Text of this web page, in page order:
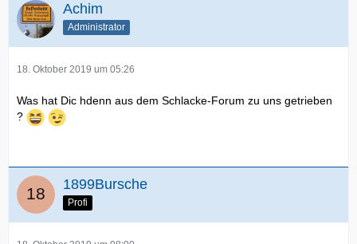
Achim
Administrator
18. Oktober 2019 um 05:26
Was hat Dic hdenn aus dem Schlacke-Forum zu uns getrieben
?
1899Bursche
Profi